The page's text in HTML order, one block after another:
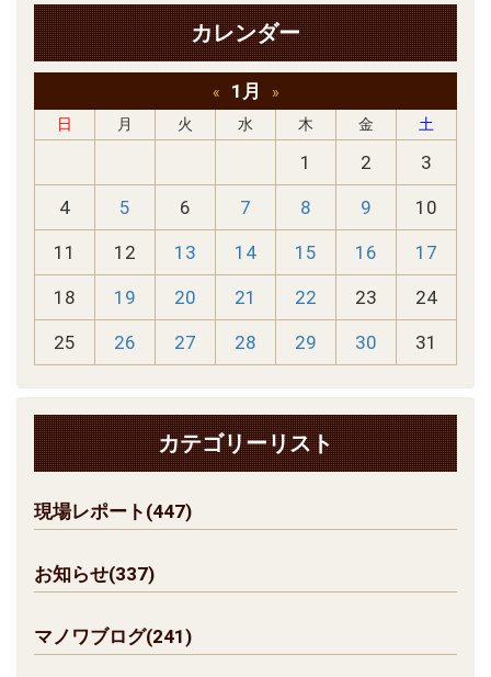
カレンダー
« 1月
»
日
月 火 水 木 金 土
1 2 3
4 5 6 7 8 9 10
11 12 13 14 15 16 17
18 19 20 21 22 23 24
25 26 27 28 29 30 31
カテゴリーリスト
現場レポート(447)
お知らせ(337)
マノワブログ(241)